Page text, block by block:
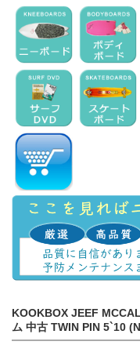
KOOKBOX JEEF
ム 中古 TWIN PIN 5`10